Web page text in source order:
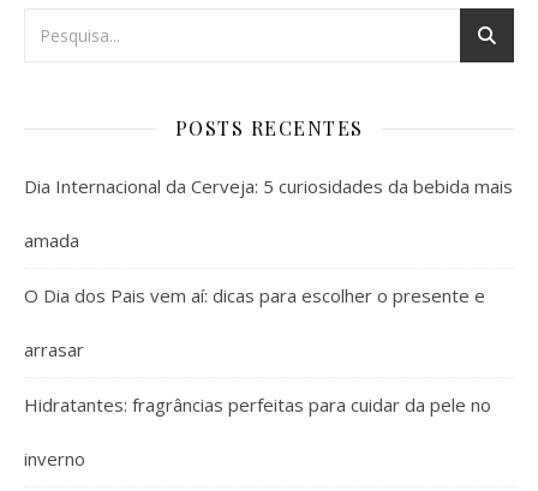
POSTS RECENTES
Dia Internacional da Cerveja: 5 curiosidades da bebida mais
amada
O Dia dos Pais vem aí: dicas para escolher o presente e
arrasar
Hidratantes: fragrâncias perfeitas para cuidar da pele no
inverno